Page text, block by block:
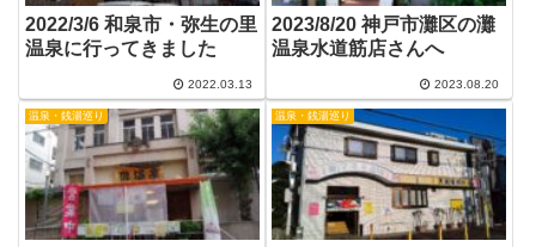
2022/3/6 和泉市・弥生の里
温泉に行ってきました
2022.03.13
2023/8/20 神戸市灘区の灘
温泉水道筋店さんへ
2023.08.20
温泉・銭湯巡り 温泉・銭湯巡り